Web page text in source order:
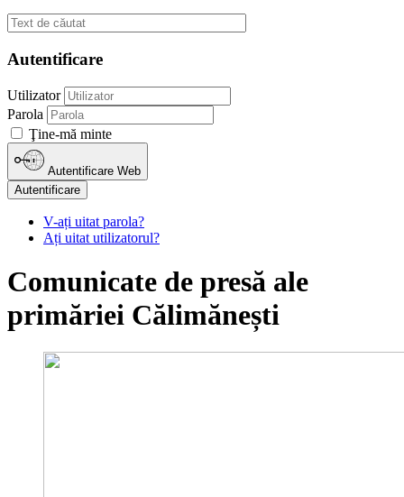
Autentificare
Utilizator
Parola
Ţine-mă minte
Autentificare Web
Autentificare
V-ați uitat parola?
Ați uitat utilizatorul?
Comunicate de presă ale
primăriei Călimănești